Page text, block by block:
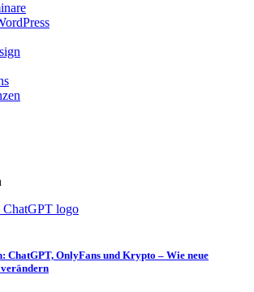
ChatGPT, OnlyFans und Krypto – Wie neue